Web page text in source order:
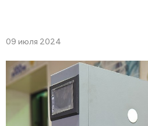
09 июля 2024